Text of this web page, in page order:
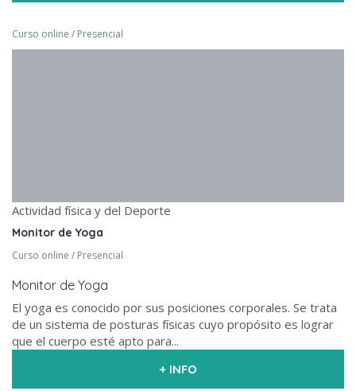
Curso online / Presencial
Actividad física y del Deporte
Monitor de Yoga
Curso online / Presencial
Monitor de Yoga
El yoga es conocido por sus posiciones corporales. Se trata
de un sistema de posturas físicas cuyo propósito es lograr
que el cuerpo esté apto para...
+ INFO